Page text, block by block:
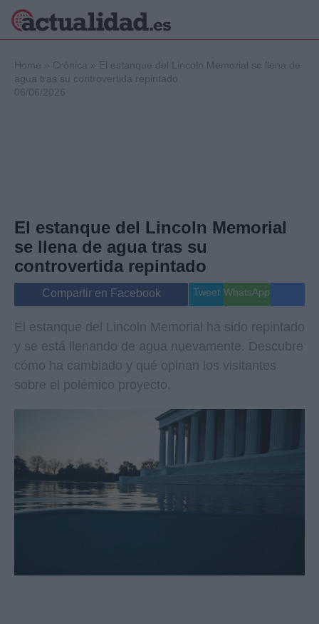
Internacional
Viajes
Gente
Musica
Home » Crónica » El estanque del Lincoln Memorial se llena de
agua tras su controvertida repintado
06/06/2026
El estanque del Lincoln Memorial
se llena de agua tras su
controvertida repintado
Compartir en Facebook Tweet WhatsApp
El estanque del Lincoln Memorial ha sido repintado
y se está llenando de agua nuevamente. Descubre
cómo ha cambiado y qué opinan los visitantes
sobre el polémico proyecto.